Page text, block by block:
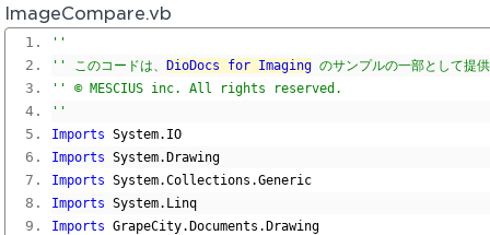
ImageCompare.vb
''
'' このコードは、
DioDocs for Imaging のサンプルの一部として提
'' © MESCIUS inc. All rights reserved.
''
Imports System. IO
Imports System. Drawing
Imports System.Collections .Generic
Imports System. Linq
Imports GrapeCity. Documents . Drawing